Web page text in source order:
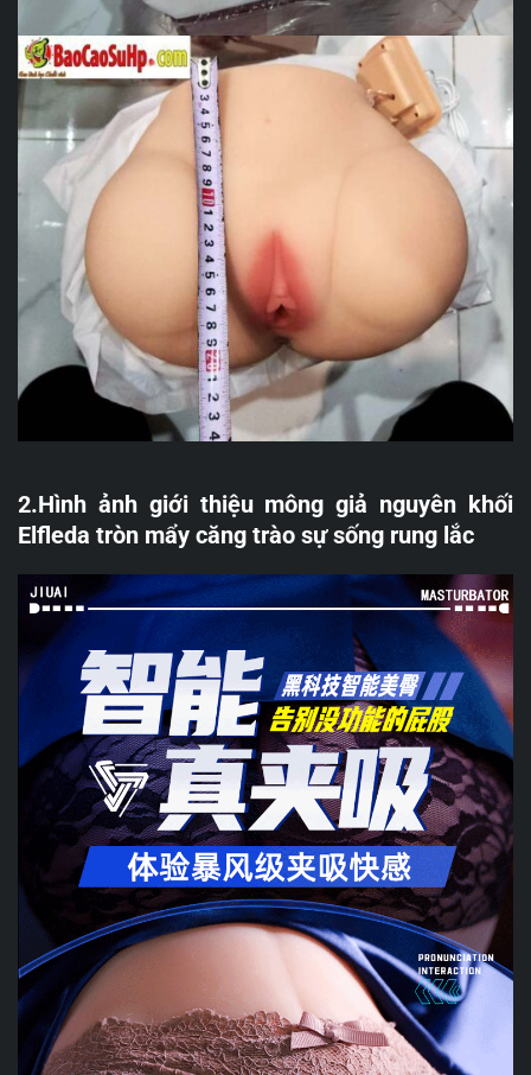
2.Hình ảnh giới thiệu mông giả nguyên khối
Elfleda tròn mẩy căng trào sự sống rung lắc